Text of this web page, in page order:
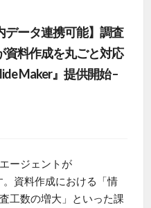
データ連携可能】調査
料作成を丸ごと対応
Maker』提供開始 –
ージェントが
資料作成における「情
工数の増大」といった課